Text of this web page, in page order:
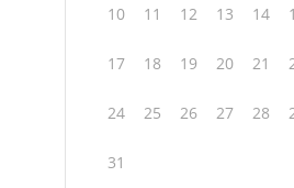
10 11 12 13 14
17 18 19 20 21
24 25 26 27 28
31